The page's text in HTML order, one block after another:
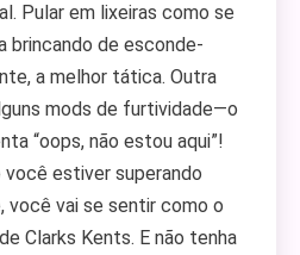
Pular em lixeiras como se
brincando de esconde-
a melhor tática. Outra
mods de furtividade—o
“oops, não estou aqui”!
você estiver superando
você vai se sentir como o
Clarks Kents. E não tenha